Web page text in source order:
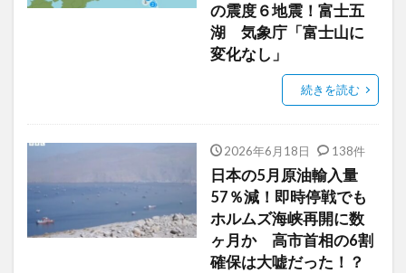
の震度６地震！富士五
湖 気象庁「富士山に
変化なし」
続きを読む
2026年6月18日 138件
日本の5月原油輸入量
57％減！即時停戦でも
ホルムズ海峡再開に数
ヶ月か 高市首相の6割
確保は大嘘だった！？